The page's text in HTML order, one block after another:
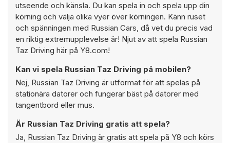
utseende och känsla. Du kan spela in och spela upp din
körning och välja olika vyer över körningen. Känn ruset
och spänningen med Russian Cars, då vet du precis vad
en riktig extremupplevelse är! Njut av att spela Russian
Taz Driving här på Y8.com!
Kan vi spela Russian Taz Driving på mobilen?
Nej, Russian Taz Driving är utformat för att spelas på
stationära datorer och fungerar bäst på datorer med
tangentbord eller mus.
Är Russian Taz Driving gratis att spela?
Ja, Russian Taz Driving är gratis att spela på Y8 och körs